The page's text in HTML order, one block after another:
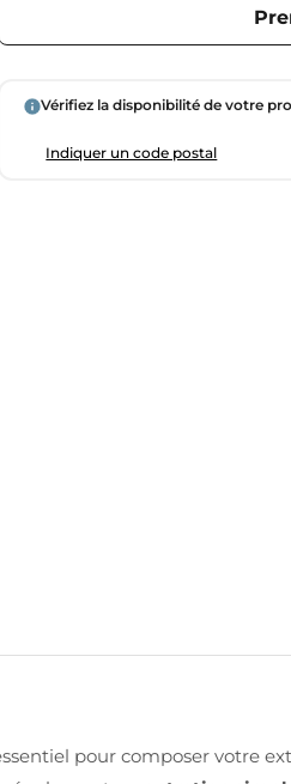
Vérifiez la disponibilité de votre
Indiquer un code postal
pour composer votre